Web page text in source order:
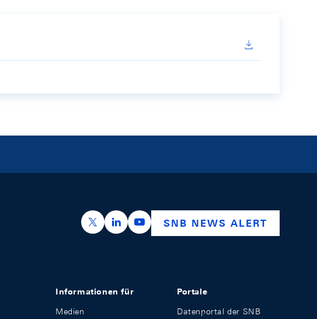
https://x.com/snb_bns
https://ch.linkedin.com/company/swiss-
https://www.youtube.com/
SNB NEWS ALERT
Informationen für
Medien
Portale
Datenportal der SNB